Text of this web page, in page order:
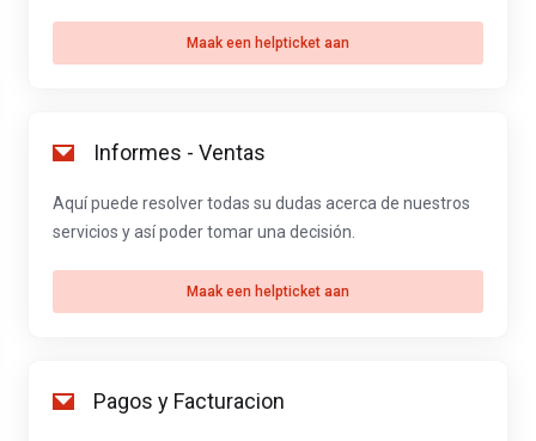
Maak een helpticket aan
Informes - Ventas
Aquí puede resolver todas su dudas acerca de nuestros
servicios y así poder tomar una decisión.
Maak een helpticket aan
Pagos y Facturacion